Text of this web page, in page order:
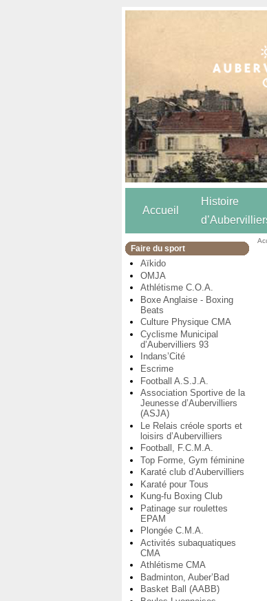
Accueil
Histoire
Faire du sport
Aïkido
OMJA
Athlétisme C.O.A.
Boxe Anglaise - Boxing
Beats
Culture Physique CMA
Cyclisme Municipal
d’Aubervilliers 93
Indans’Cité
Escrime
Football A.S.J.A.
Association Sportive de la
Jeunesse d’Aubervilliers
(ASJA)
Le Relais créole sports et
loisirs d’Aubervilliers
Football, F.C.M.A.
Top Forme, Gym féminine
Karaté club d’Aubervilliers
Karaté pour Tous
Kung-fu Boxing Club
Patinage sur roulettes
EPAM
Plongée C.M.A.
Activités subaquatiques
CMA
Athlétisme CMA
Badminton, Auber’Bad
Basket Ball (AABB)